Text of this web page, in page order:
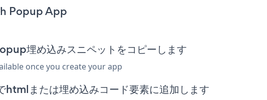
Popup App
埋め込みスニペットをコピーします
once you create your app
または埋め込みコード要素に追加します